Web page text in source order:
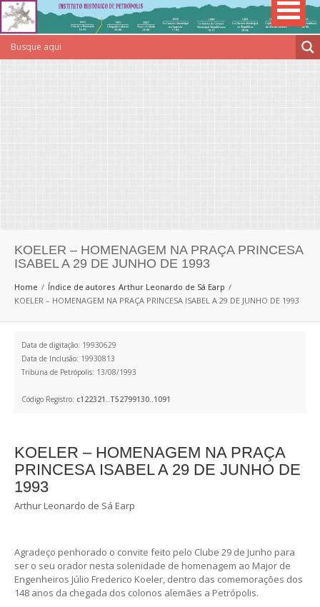
KOELER – HOMENAGEM NA PRAÇA PRINCESA
ISABEL A 29 DE JUNHO DE 1993
Home Índice de autores Arthur Leonardo de Sá Earp
KOELER – HOMENAGEM NA PRAÇA PRINCESA ISABEL A 29 DE JUNHO DE 1993
Data de digitação: 19930629
Data de Inclusão: 19930813
Tribuna de Petrópolis: 13/08/1993
Código Registro: c122321..T52799130..1091
KOELER – HOMENAGEM NA PRAÇA
PRINCESA ISABEL A 29 DE JUNHO DE
1993
Arthur Leonardo de Sá Earp
Agradeço penhorado o convite feito pelo Clube 29 de Junho para
ser o seu orador nesta solenidade de homenagem ao Major de
Engenheiros Júlio Frederico Koeler, dentro das comemorações dos
148 anos da chegada dos colonos alemães a Petrópolis.